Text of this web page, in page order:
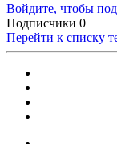
Войдите, чтобы
Подписчики 0
Перейти к списку